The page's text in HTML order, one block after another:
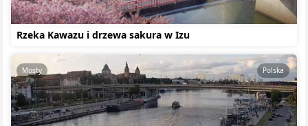
Rzeka Kawazu i drzewa sakura w Izu
Mosty Polska